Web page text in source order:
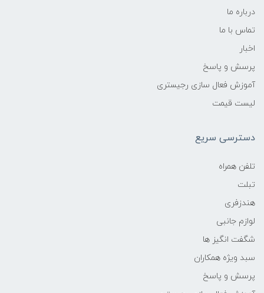
درباره ما
تماس با ما
اخبار
پرسش و پاسخ
آموزش فعال سازی رجیستری
لیست قیمت
دسترسی سریع
تلفن همراه
تبلت
هندزفری
لوازم جانبی
شگفت انگیز ها
سبد ویژه همکاران
پرسش و پاسخ